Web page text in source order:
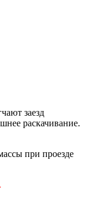
заезд
раскачивание.
при проезде